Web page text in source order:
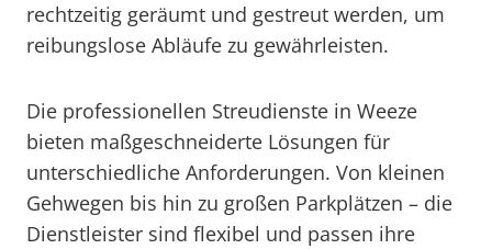
rechtzeitig geräumt und gestreut werden, um
reibungslose Abläufe zu gewährleisten.
Die professionellen Streudienste in Weeze
bieten maßgeschneiderte Lösungen für
unterschiedliche Anforderungen. Von kleinen
Gehwegen bis hin zu großen Parkplätzen – die
Dienstleister sind flexibel und passen ihre